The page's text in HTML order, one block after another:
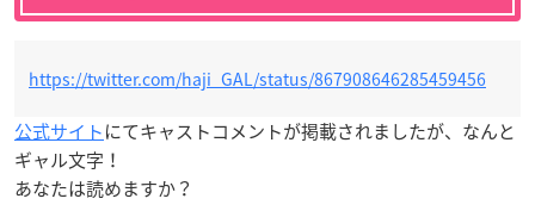
https://twitter.com/haji_GAL/status/867908646285459456
公式サイトにてキャストコメントが掲載されましたが、なんと
ギャル文字！
あなたは読めますか？